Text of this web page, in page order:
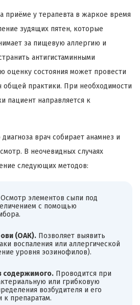
приёме у терапевта в жаркое время
зудящих пятен, которые
за пищевую аллергию и
антигистаминными
оценку состояния может провести
общей практики. При необходимости
пациент направляется к
врач собирает анамнез и
В неочевидных случаях
следующих методов:
элементов сыпи под
с помощью
(ОАК).Позволяет выявить
воспаления или аллергической
уровня эозинофилов).
содержимого.Проводится при
или грибковую
возбудителя и его
к препаратам.